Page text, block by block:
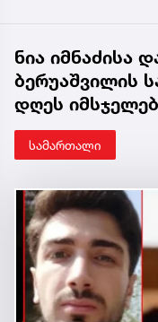
ნია იმნაძისა
ბერუაშვილის
დღეს
სამართალი